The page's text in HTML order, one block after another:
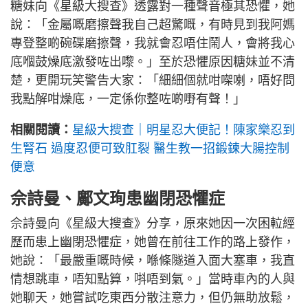
糖妹向《星級大搜查》透露對一種聲音極其恐懼，她
說：「金屬嘅磨擦聲我自己超驚嘅，有時見到我阿媽
專登整啲碗碟磨擦聲，我就會忍唔住鬧人，會將我心
底嗰鼓燥底激發咗出嚟。」至於恐懼原因糖妹並不清
楚，更開玩笑警告大家：「細細個就咁㗎喇，唔好問
我點解咁燥底，一定係你整咗啲嘢有聲！」
相關閱讀： 星級大搜查｜明星忍大便記！陳家樂忍到
生腎石 過度忍便可致肛裂 醫生教一招鍛鍊大腸控制
便意
佘詩曼、鄺文珣患幽閉恐懼症
佘詩曼向《星級大搜查》分享，原來她因一次困𨋢經
歷而患上幽閉恐懼症，她曾在前往工作的路上發作，
她說：「最嚴重嘅時候，喺條隧道入面大塞車，我直
情想跳車，唔知點算，唞唔到氣。」當時車內的人與
她聊天，她嘗試吃東西分散注意力，但仍無助放鬆，